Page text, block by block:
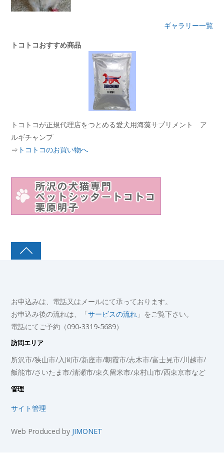
ギャラリー一覧
トコトコおすすめ商品
トコトコが正規代理店をつとめる愛犬用海藻サプリメント ア
ルギチャンプ
⇒ トコトコのお買い物へ
お申込みは、電話又はメールにて承っております。
お申込み後の流れは、「サービスの流れ 」をご覧下さい。
電話にてご予約（090-3319-5689）
訪問エリア
所沢市/狭山市/入間市/新座市/朝霞市/志木市/富士見市/川越市/
飯能市/さいたま市/清瀬市/東久留米市/東村山市/西東京市など
管理
サイト管理
Web Produced by JIMONET